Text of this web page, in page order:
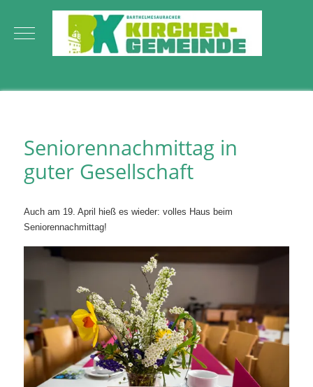
Mobile Menu Toggle
Seniorennachmittag in
guter Gesellschaft
Auch am 19. April hieß es wieder: volles Haus beim
Seniorennachmittag!